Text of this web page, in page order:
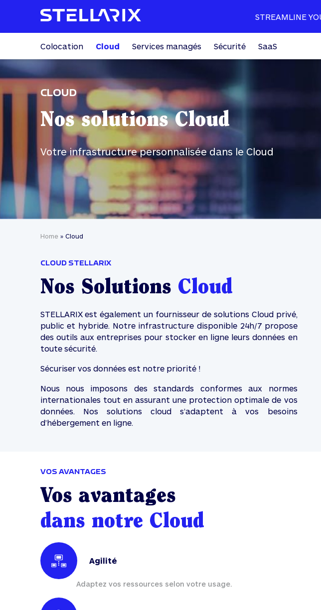
STREAMLINE
Colocation Cloud Services managés Sécurité SaaS
CLOUD
Nos solutions Cloud
Votre infrastructure personnalisée dans le Cloud
Home» Cloud
CLOUD STELLARIX
Nos Solutions Cloud
STELLARIX est également un fournisseur de solutions Cloud privé,
public et hybride. Notre infrastructure disponible 24h/7 propose
des outils aux entreprises pour stocker en ligne leurs données en
toute sécurité.
Sécuriser vos données est notre priorité !
Nous nous imposons des standards conformes aux normes
internationales tout en assurant une protection optimale de vos
données. Nos solutions cloud s’adaptent à vos besoins
d’hébergement en ligne.
VOS AVANTAGES
Vos avantages
dans notre Cloud
Agilité
Adaptez vos ressources selon votre usage.